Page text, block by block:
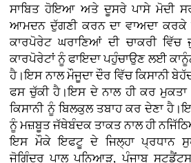
ਸਾਬਿਤ ਹੋਇਆ ਅਤੇ ਦੂਸਰੇ ਪਾਸੇ ਮੋਦੀ
ਆਮਦਨ ਦੁੱਗਣੀ ਕਰਨ ਦਾ ਵਾਅਦਾ
ਕਾਰਪੋਰੇਟ ਘਰਾਣਿਆਂ ਦੀ ਚਾਕਰੀ
ਕਾਰਪੋਰੇਟਾਂ ਨੂੰ ਫਾਇਦਾ ਪਹੁੰਚਾਉਣ ਲਈ
ਹੈ।ਇਸ ਨਾਲ ਮੌਜੂਦਾ ਦੌਰ ਵਿੱਚ ਕਿਸਾਨੀ
ਫਸ ਚੁੱਕੀ ਹੈ।ਇਸ ਦੇ ਨਾਲ ਹੀ ਕਰ
ਕਿਸਾਨੀ ਨੂੰ ਬਿਲਕੁਲ ਤਬਾਹ ਕਰ ਦੇਣਾ
ਨੂੰ ਮਜ਼ਬੂਤ ਜੱਥੇਬੰਦਕ ਤਾਕਤ ਨਾਲ ਹੀ
ਇਸ ਮੌਕੇ ਇਫਟੂ ਦੇ ਜਿਲ੍ਹਾ ਪ੍ਰਧਾਨ
ਜੋਗਿੰਦਰ ਪਾਲ ਪਨਿਆੜ, ਪੰਜਾਬ